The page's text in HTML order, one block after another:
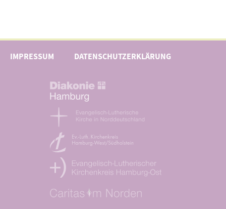
IMPRESSUM DATENSCHUTZERKLÄRUNG